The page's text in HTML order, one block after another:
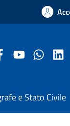
Facebook Comune
YoutubeTwitter
e Stato Civile